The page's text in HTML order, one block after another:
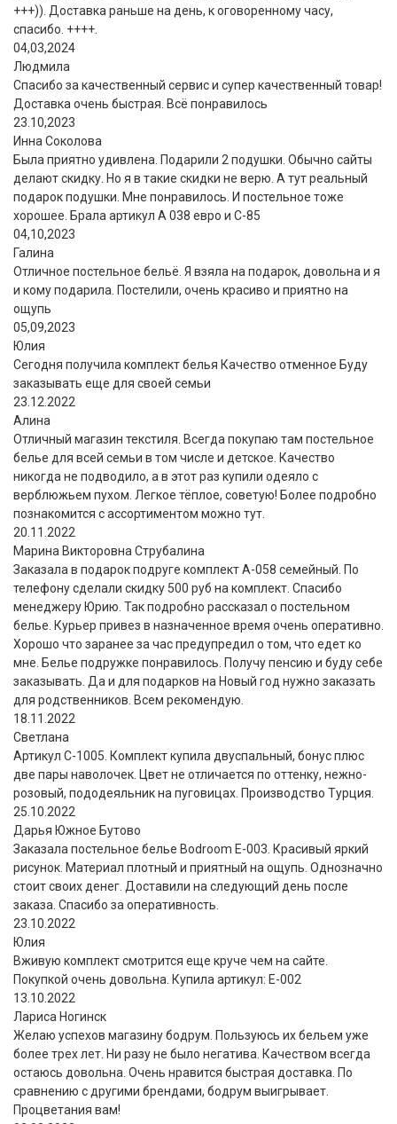
+++)). Доставка раньше на день, к оговоренному часу,
спасибо. ++++.
04,03,2024
Людмила
Спасибо за качественный сервис и супер качественный товар!
Доставка очень быстрая. Всё понравилось
23.10,2023
Инна Соколова
Была приятно удивлена. Подарили 2 подушки. Обычно сайты
делают скидку. Но я в такие скидки не верю. А тут реальный
подарок подушки. Мне понравилось. И постельное тоже
хорошее. Брала артикул А 038 евро и С-85
04,10,2023
Галина
Отличное постельное бельё. Я взяла на подарок, довольна и я
и кому подарила. Постелили, очень красиво и приятно на
ощупь
05,09,2023
Юлия
Сегодня получила комплект белья Качество отменное Буду
заказывать еще для своей семьи
23.12.2022
Алина
Отличный магазин текстиля. Всегда покупаю там постельное
белье для всей семьи в том числе и детское. Качество
никогда не подводило, а в этот раз купили одеяло с
верблюжьем пухом. Легкое тёплое, советую! Более подробно
познакомится с ассортиментом можно тут.
20.11.2022
Марина Викторовна Струбалина
Заказала в подарок подруге комплект А-058 семейный. По
телефону сделали скидку 500 руб на комплект. Спасибо
менеджеру Юрию. Так подробно рассказал о постельном
белье. Курьер привез в назначенное время очень оперативно.
Хорошо что заранее за час предупредил о том, что едет ко
мне. Белье подружке понравилось. Получу пенсию и буду себе
заказывать. Да и для подарков на Новый год нужно заказать
для родственников. Всем рекомендую.
18.11.2022
Светлана
Артикул С-1005. Комплект купила двуспальный, бонус плюс
две пары наволочек. Цвет не отличается по оттенку, нежно-
розовый, пододеяльник на пуговицах. Производство Турция.
25.10.2022
Дарья Южное Бутово
Заказала постельное белье Bodroom E-003. Красивый яркий
рисунок. Материал плотный и приятный на ощупь. Однозначно
стоит своих денег. Доставили на следующий день после
заказа. Спасибо за оперативность.
23.10.2022
Юлия
Вживую комплект смотрится еще круче чем на сайте.
Покупкой очень довольна. Купила артикул: E-002
13.10.2022
Лариса Ногинск
Желаю успехов магазину бодрум. Пользуюсь их бельем уже
более трех лет. Ни разу не было негатива. Качеством всегда
остаюсь довольна. Очень нравится быстрая доставка. По
сравнению с другими брендами, бодрум выигрывает.
Процветания вам!